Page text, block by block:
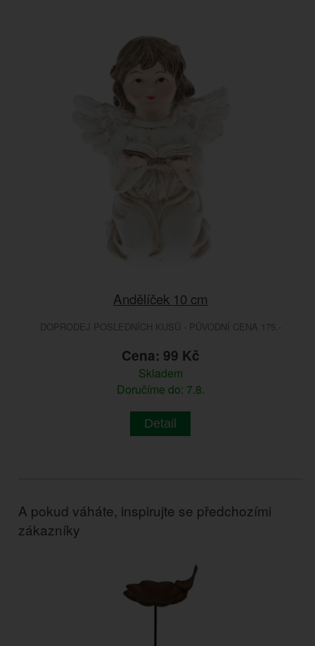
Andělíček 10 cm
DOPRODEJ POSLEDNÍCH KUSŮ - PŮVODNÍ CENA 175.-
Cena: 99 Kč
Skladem
Doručíme do: 7.8.
Detail
A pokud váháte, inspirujte se předchozími
zákazníky